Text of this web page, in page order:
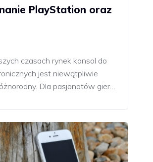
PlayStation oraz
czasach rynek konsol do
jest niewątpliwie
Dla pasjonatów gier…